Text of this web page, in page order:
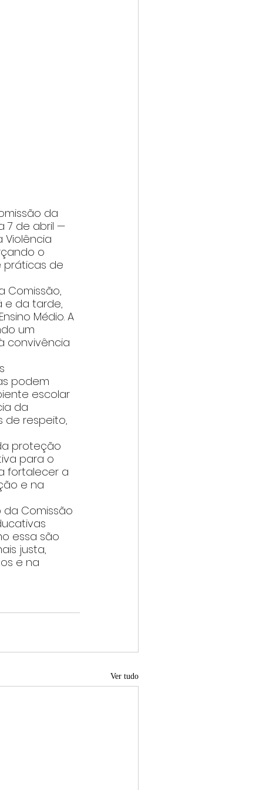
da
7 de abril —
Violência
o
práticas de
Comissão,
e da tarde,
Médio. A
um
convivência
podem
escolar
da
de respeito,
proteção
para o
fortalecer a
e na
da Comissão
essa são
justa,
e na
Ver tudo